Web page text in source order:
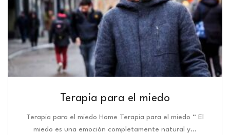
Terapia para el miedo
Terapia para el miedo Home Terapia para el miedo “ El
miedo es una emoción completamente natural y…